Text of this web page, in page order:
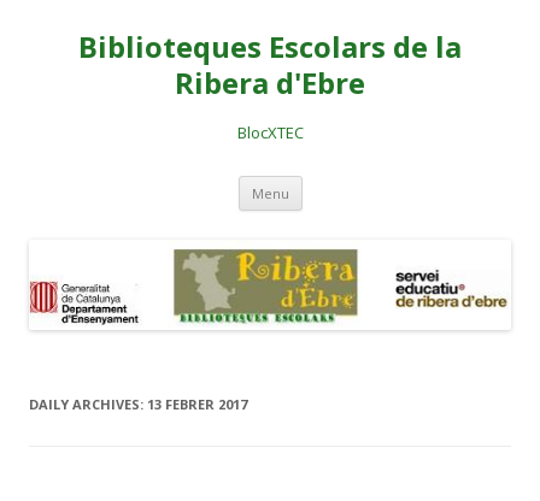
Biblioteques Escolars de la
Ribera d'Ebre
BlocXTEC
Menu Skip
content
DAILY ARCHIVES: 13 FEBRER 2017